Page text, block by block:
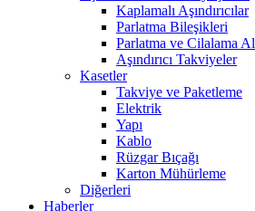
Kaplamalı Aşındırıcılar
Parlatma Bileşikleri
Parlatma ve Cilalama
Aşındırıcı Takviyeler
Kasetler
Takviye ve Paketleme
Elektrik
Yapı
Kablo
Rüzgar Bıçağı
Karton Mühürleme
Diğerleri
Haberler